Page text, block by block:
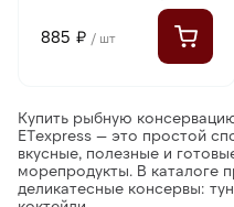
885 ₽ / шт
Купить рыбную
ETexpress — это простой
вкусные, полезные и
морепродукты. В каталоге
деликатесные консервы: